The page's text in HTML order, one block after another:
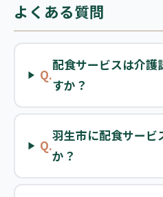
よくある質問
Q.
配食サービスは介護
すか？
Q.
羽生市に配食サービ
か？